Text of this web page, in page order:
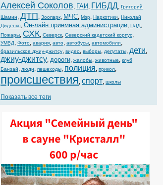
Алексей Соколов, ГАИ, ГИБДД, Григорий
Шамин, ДТП, Зоопарк, МЧС, Мэр, Наркотики, Николай
Диденко, Он-лайн приемная администрации, ПДД,
Пожары, СХК, Северск, Северский кадетский корпус,
УМВД, Фото, авария, авто, автобусы, автомобили,
бразильское джиу-джитсу, видео, выборы, депутаты, дети,
джиу-джитсу, дороги, жалобы, животные, клуб
Банзай, люди, пешеходы, полиция, прикол,
происшествия, спорт, школы
Показать все теги